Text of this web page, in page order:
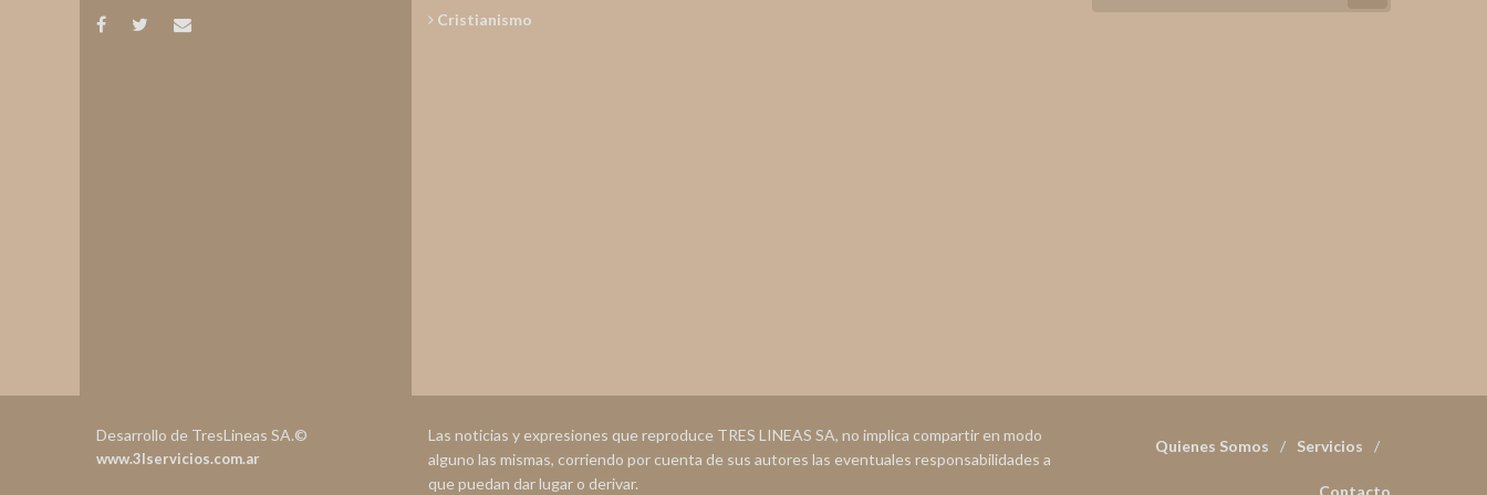
Cristianismo
Quienes Somos Servicios
Contacto
Las noticias y expresiones que reproduce TRES LINEAS SA, no implica compartir en modo
alguno las mismas, corriendo por cuenta de sus autores las eventuales responsabilidades a
que puedan dar lugar o derivar.
Desarrollo de TresLineas SA.©
www.3lservicios.com.ar